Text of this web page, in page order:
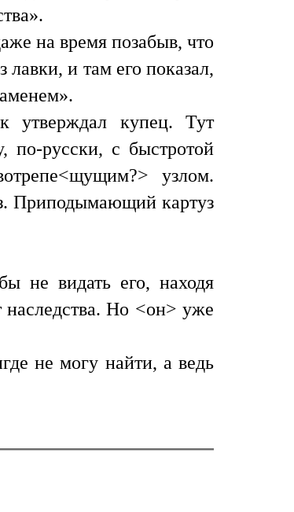
на время позабыв, что
и там его показал,
утверждал купец. Тут
по-русски, с быстротой
узлом.
Приподымающий картуз
не видать его, находя
наследства. Но <он> уже
не могу найти, а ведь